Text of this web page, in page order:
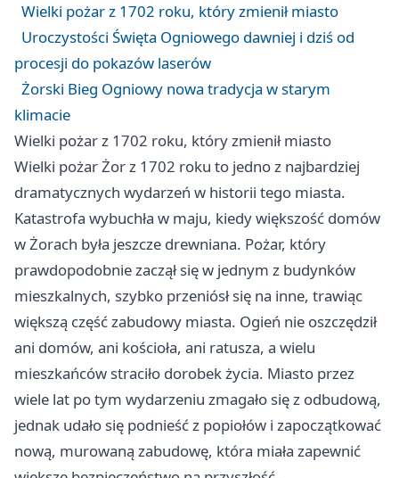
Wielki pożar z 1702 roku, który zmienił miasto
Uroczystości Święta Ogniowego dawniej i dziś od
procesji do pokazów laserów
Żorski Bieg Ogniowy nowa tradycja w starym
klimacie
Wielki pożar z 1702 roku, który zmienił miasto
Wielki pożar Żor z 1702 roku to jedno z najbardziej
dramatycznych wydarzeń w historii tego miasta.
Katastrofa wybuchła w maju, kiedy większość domów
w Żorach była jeszcze drewniana. Pożar, który
prawdopodobnie zaczął się w jednym z budynków
mieszkalnych, szybko przeniósł się na inne, trawiąc
większą część zabudowy miasta. Ogień nie oszczędził
ani domów, ani kościoła, ani ratusza, a wielu
mieszkańców straciło dorobek życia. Miasto przez
wiele lat po tym wydarzeniu zmagało się z odbudową,
jednak udało się podnieść z popiołów i zapoczątkować
nową, murowaną zabudowę, która miała zapewnić